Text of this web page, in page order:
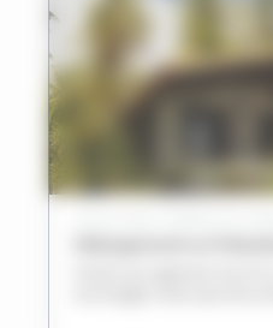
son budget mais aussi de